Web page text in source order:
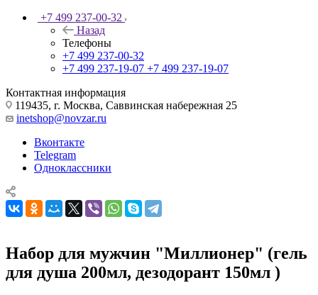
+7 499 237-00-32
Назад
Телефоны
+7 499 237-00-32
+7 499 237-19-07 +7 499 237-19-07
Контактная информация
119435, г. Москва, Саввинская набережная 25
inetshop@novzar.ru
Вконтакте
Telegram
Одноклассники
Набор для мужчин "Миллионер" (гель
для душа 200мл, дезодорант 150мл )